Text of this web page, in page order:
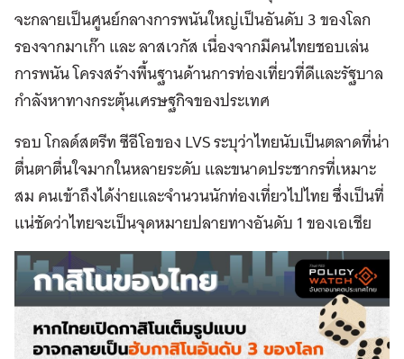
จะกลายเป็นศูนย์กลางการพนันใหญ่เป็นอันดับ 3 ของโลก
รองจากมาเก๊า และ ลาสเวกัส เนื่องจากมีคนไทยชอบเล่น
การพนัน โครงสร้างพื้นฐานด้านการท่องเที่ยวที่ดีและรัฐบาล
กำลังหาทางกระตุ้นเศรษฐกิจของประเทศ
รอบ โกลด์สตรีท ซีอีโอของ LVS ระบุว่าไทยนับเป็นตลาดที่น่า
ตื่นตาตื่นใจมากในหลายระดับ และขนาดประชากรที่เหมาะ
สม คนเข้าถึงได้ง่ายและจำนวนนักท่องเที่ยวไปไทย ซึ่งเป็นที่
แน่ชัดว่าไทยจะเป็นจุดหมายปลายทางอันดับ 1 ของเอเชีย